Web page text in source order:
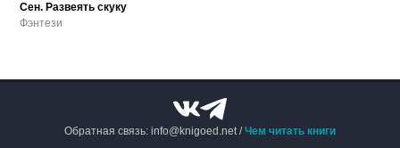
Сен. Развеять скуку
Фэнтези
Обратная связь: info@knigoed.net /Чем читать книги